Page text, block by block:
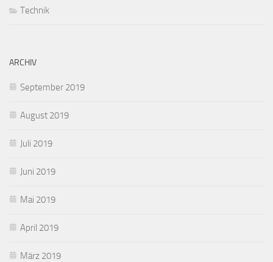
Technik
ARCHIV
September 2019
August 2019
Juli 2019
Juni 2019
Mai 2019
April 2019
März 2019